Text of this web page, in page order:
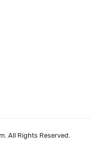
All Rights Reserved.